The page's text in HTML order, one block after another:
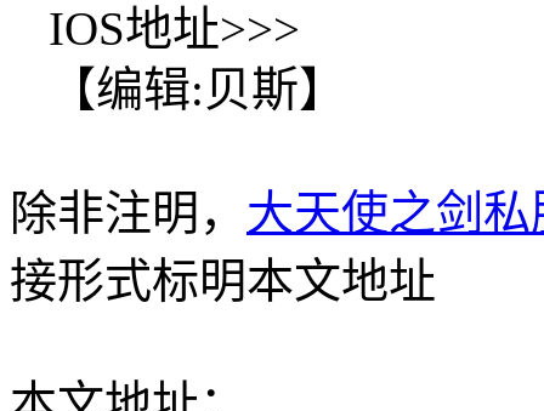
IOS地址>>>
【编辑:贝斯】
除非注明， 大天使之剑私
接形式标明本文地址